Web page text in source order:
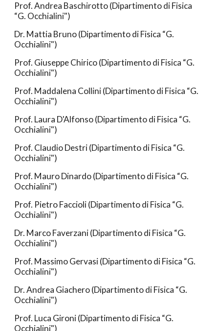
Prof. Andrea Baschirotto (Dipartimento di Fisica
“G. Occhialini")
Dr. Mattia Bruno (Dipartimento di Fisica “G.
Occhialini")
Prof. Giuseppe Chirico (Dipartimento di Fisica “G.
Occhialini")
Prof. Maddalena Collini (Dipartimento di Fisica “G.
Occhialini")
Prof. Laura D'Alfonso (Dipartimento di Fisica “G.
Occhialini")
Prof. Claudio Destri (Dipartimento di Fisica “G.
Occhialini")
Prof. Mauro Dinardo (Dipartimento di Fisica “G.
Occhialini")
Prof. PietroFaccioli(Dipartimento di Fisica “G.
Occhialini")
Dr. Marco Faverzani (Dipartimento di Fisica “G.
Occhialini")
Prof. Massimo Gervasi (Dipartimento di Fisica “G.
Occhialini")
Dr. Andrea Giachero (Dipartimento di Fisica “G.
Occhialini")
Prof. Luca Gironi (Dipartimento di Fisica “G.
Occhialini")